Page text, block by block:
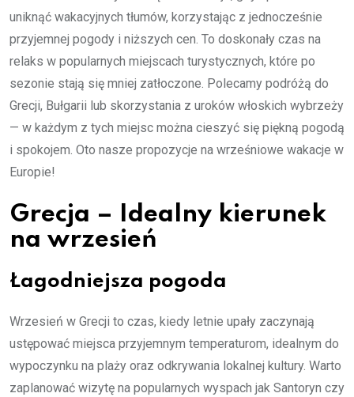
uniknąć wakacyjnych tłumów, korzystając z jednocześnie
przyjemnej pogody i niższych cen. To doskonały czas na
relaks w popularnych miejscach turystycznych, które po
sezonie stają się mniej zatłoczone. Polecamy podróżą do
Grecji, Bułgarii lub skorzystania z uroków włoskich wybrzeży
— w każdym z tych miejsc można cieszyć się piękną pogodą
i spokojem. Oto nasze propozycje na wrześniowe wakacje w
Europie!
Grecja – Idealny kierunek
na wrzesień
Łagodniejsza pogoda
Wrzesień w Grecji to czas, kiedy letnie upały zaczynają
ustępować miejsca przyjemnym temperaturom, idealnym do
wypoczynku na plaży oraz odkrywania lokalnej kultury. Warto
zaplanować wizytę na popularnych wyspach jak Santoryn czy